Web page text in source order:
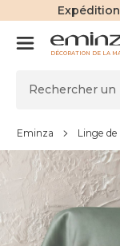
Expédition
DÉCORATION DE LA
Eminza Linge